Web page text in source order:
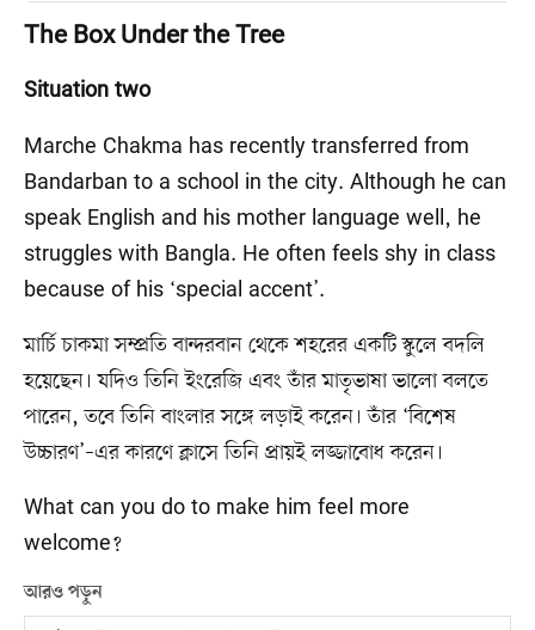
The Box Under the Tree
Situation two
Marche Chakma has recently transferred from
Bandarban to a school in the city. Although he can
speak English and his mother language well, he
struggles with Bangla. He often feels shy in class
because of his ‘special accent’.
মার্চি চাকমা সম্প্রতি বান্দরবান থেকে শহরের একটি স্কুলে বদলি
হয়েছেন। যদিও তিনি ইংরেজি এবং তাঁর মাতৃভাষা ভালো বলতে
পারেন, তবে তিনি বাংলার সঙ্গে লড়াই করেন। তাঁর ‘বিশেষ
উচ্চারণ’–এর কারণে ক্লাসে তিনি প্রায়ই লজ্জাবোধ করেন।
What can you do to make him feel more
welcome?
আরও পড়ুন